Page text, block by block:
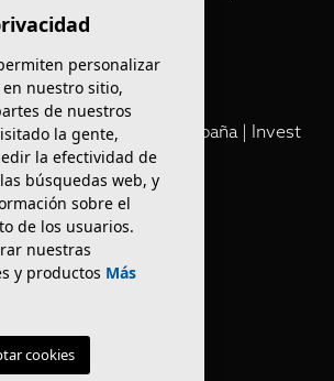
Activos Hoteleros en España | Invest
en Barcelona
en Barcelona
personalizar
nuestro sitio,
de nuestros
la gente,
la efectividad de
búsquedas web, y
sobre el
de los usuarios.
nuestras
y productos Más
cookies